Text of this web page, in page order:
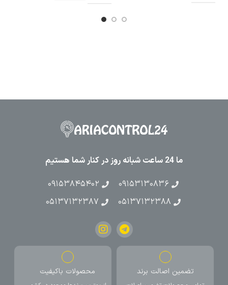
ما 24 ساعت شبانه روز در کنار شما هستیم
۰۹۱۵۳۱۳۰۸۳۶
۰۹۱۵۳۸۴۵۴۰۲
۰۵۱۳۷۱۳۲۳۸۸
۰۵۱۳۷۱۳۲۳۸۷
تضمین اصالت برند محصولات باکیفیت